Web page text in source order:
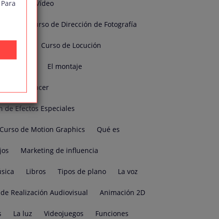
de Vídeo
Curso de Dirección de Fotografía
Curso de Locución
El montaje
Cómo hacer
Efectos Especiales
Curso de Motion Graphics Qué es
Marketing de influencia
Libros Tipos de plano La voz
Realización Audiovisual Animación 2D
La luz Videojuegos Funciones